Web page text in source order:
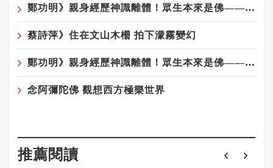
鄭功明》親身經歷神識離體！眾生本來是佛——宇宙真相在念佛中顯現4——回家：一場淚水與花開的覺醒之旅
蔡詩萍》住在文山木柵 拍下濛霧變幻
鄭功明》親身經歷神識離體！眾生本來是佛——宇宙真相在念佛中顯現6——夢境層層疊：心性本源，圓證常寂光
念阿彌陀佛 觀想西方極樂世界
推薦閱讀